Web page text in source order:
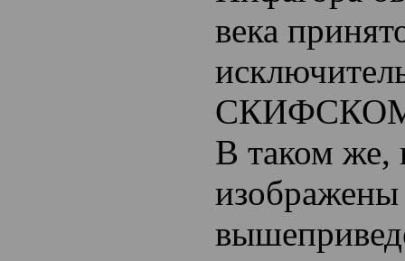
века
В таком же,
изображены